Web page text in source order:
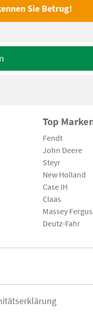
Sie Betrug!
Top
Fendt
John Deere
Steyr
New Holland
Case IH
Claas
Massey
Deutz-Fahr